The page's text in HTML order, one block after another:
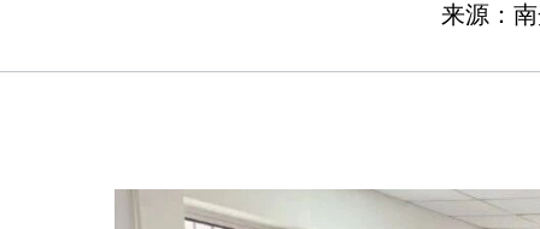
来源：